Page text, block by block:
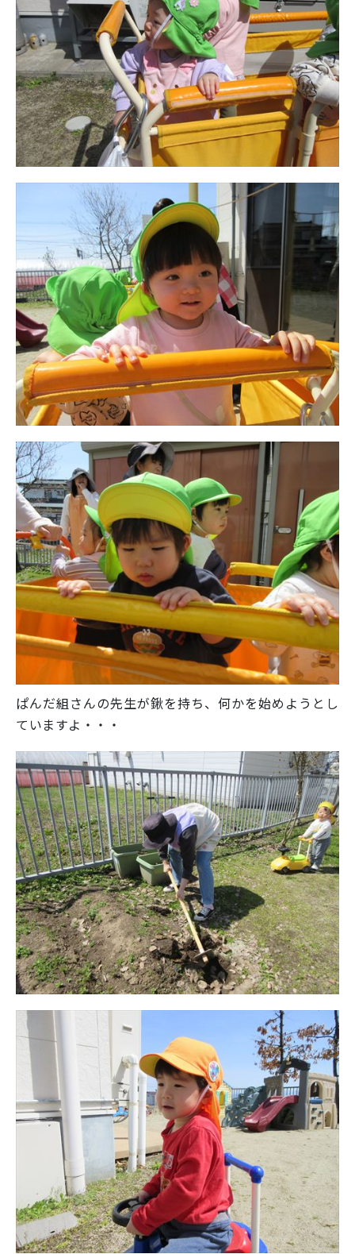
ぱんだ組さんの先生が鍬を持ち、何かを始めようとし
ていますよ・・・